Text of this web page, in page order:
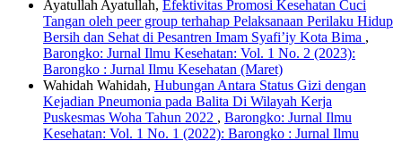
Ayatullah Ayatullah, Efektivitas Promosi Kesehatan Cuci
Tangan oleh peer group terhahap Pelaksanaan Perilaku Hidup
Bersih dan Sehat di Pesantren Imam Syafi’iy Kota Bima ,
Barongko: Jurnal Ilmu Kesehatan: Vol. 1 No. 2 (2023):
Barongko : Jurnal Ilmu Kesehatan (Maret)
Wahidah Wahidah, Hubungan Antara Status Gizi dengan
Kejadian Pneumonia pada Balita Di Wilayah Kerja
Puskesmas Woha Tahun 2022 , Barongko: Jurnal Ilmu
Kesehatan: Vol. 1 No. 1 (2022): Barongko : Jurnal Ilmu